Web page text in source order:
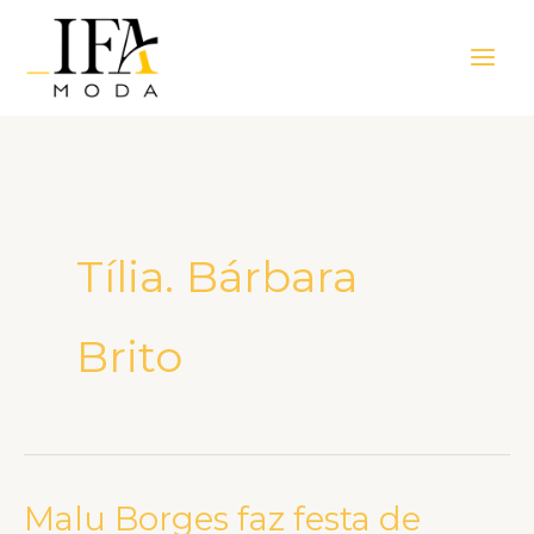
Menu
Tília. Bárbara
Brito
Malu Borges faz festa de
Malu